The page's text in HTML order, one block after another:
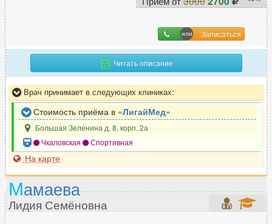
Записаться
Читать описание
Врач принимает в следующих клиниках:
Стоимость приёма в «ЛигайМед»
Большая Зеленина д. 8, корп. 2а
Чкаловская
Спортивная
На карте
Мамаева
Лидия Семёновна